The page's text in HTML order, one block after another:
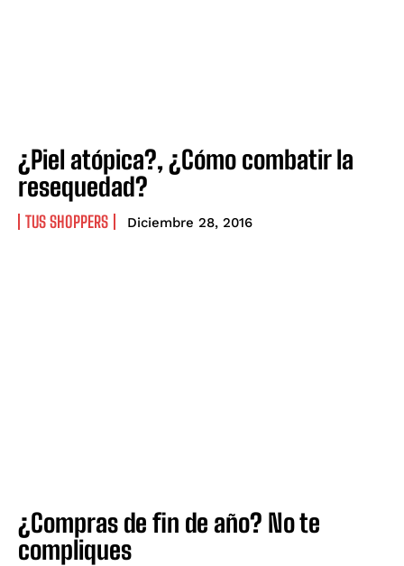
¿Piel atópica?, ¿Cómo combatir la
resequedad?
TUS SHOPPERS Diciembre 28, 2016
¿Compras de fin de año? No te
compliques